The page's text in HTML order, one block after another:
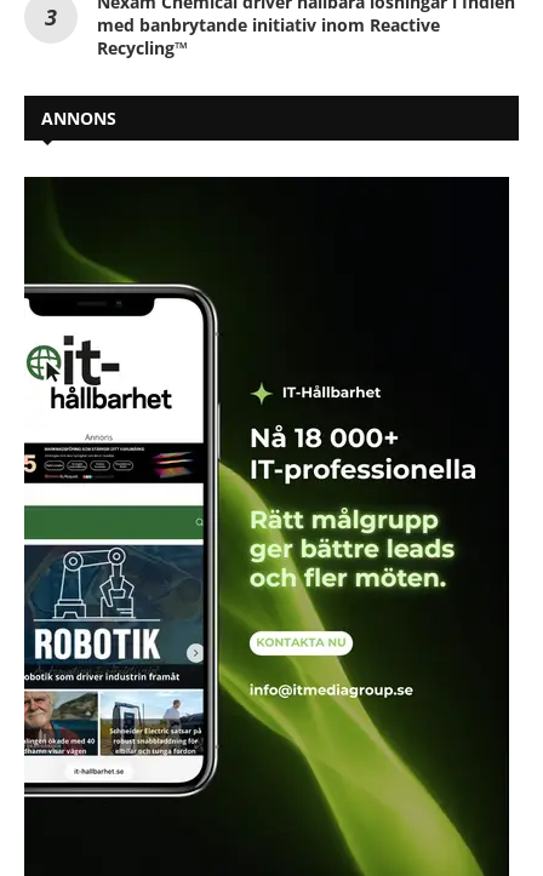
med banbrytande initiativ inom Reactive
Recycling™
ANNONS